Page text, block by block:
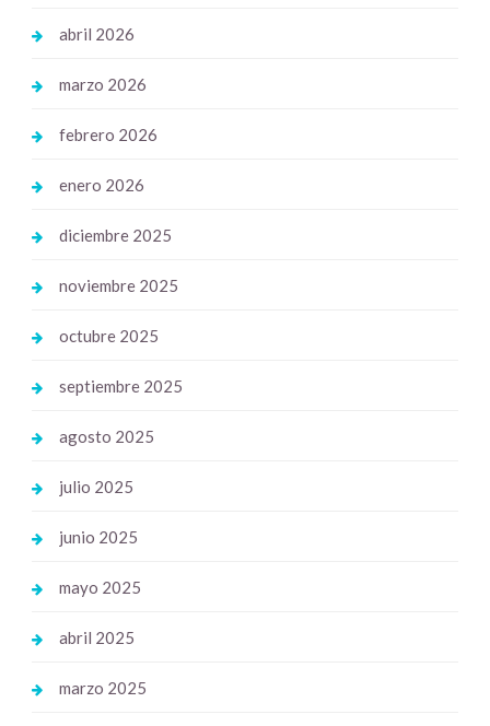
abril 2026
marzo 2026
febrero 2026
enero 2026
diciembre 2025
noviembre 2025
octubre 2025
septiembre 2025
agosto 2025
julio 2025
junio 2025
mayo 2025
abril 2025
marzo 2025